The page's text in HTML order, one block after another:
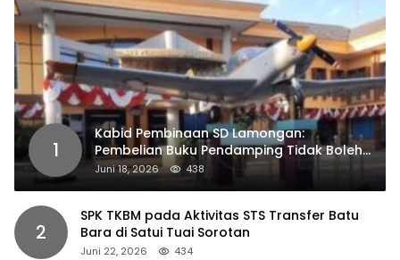
1
Kabid Pembinaan SD Lamongan:
Pembelian Buku Pendamping Tidak Boleh
Dipaksakan
Juni 18, 2026 438
2
SPK TKBM pada Aktivitas STS Transfer Batu
Bara di Satui Tuai Sorotan
Juni 22, 2026 434